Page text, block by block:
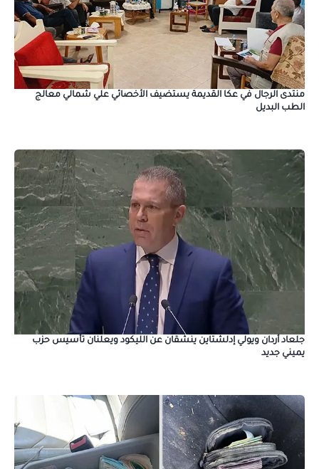
منتدى الرجال في عكا القديمة يستضيف الأخصائي علي شمالي معالج
الطب البديل
جلعاد أردان ويولي إدلشتاين ينشقان عن الليكود ويعلنان تأسيس حزب
يميني جديد